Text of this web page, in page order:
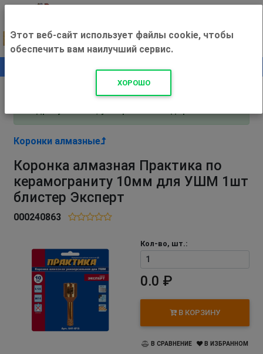
+500 ₽
Внимание! С 3 августа магазин работает по
Коронки алмазные
Коронка алмазная Практика по
керамограниту 10мм для УШМ 1шт
блистер Эксперт
000240863
Кол-во, шт.:
0.0 ₽
В КОРЗИНУ
В СРАВНЕНИЕ В ИЗБРАННОМ
Этот веб-сайт использует файлы cookie, чтобы
обеспечить вам наилучший сервис.
ХОРОШО